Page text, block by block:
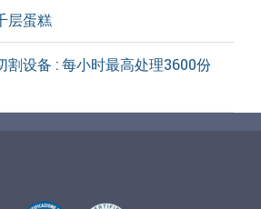
层蛋糕
割设备 : 每小时最高处理3600份